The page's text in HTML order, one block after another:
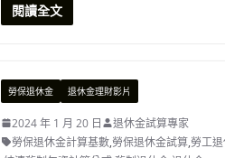
閱讀全文
勞保退休金 退休金理財影片
2024 年 1 月 20 日
退休金試算專家
勞保退休金計算基數,勞保退休金試算,勞工